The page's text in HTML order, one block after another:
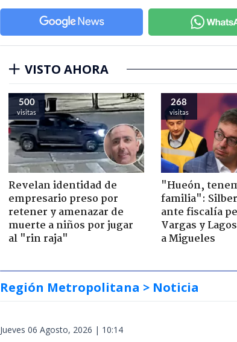
VISTO AHORA
500
visitas
Revelan identidad de
empresario preso por
retener y amenazar de
muerte a niños por jugar
al "rin raja"
268
visitas
"Hueón,
familia":
ante fiscalía
Vargas y
a Migueles
Región Metropolitana > Noticia
Jueves 06 Agosto, 2026 | 10:14